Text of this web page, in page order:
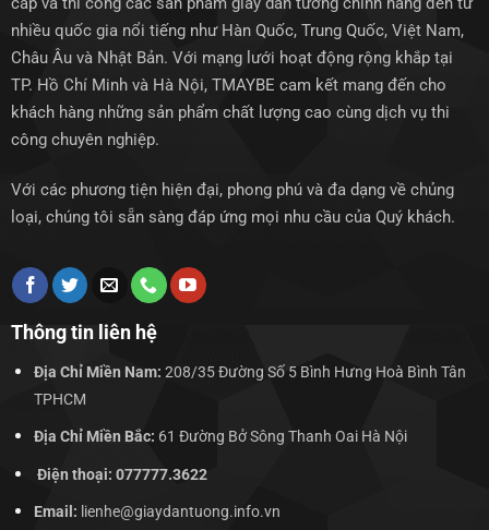
nhiều quốc gia nổi tiếng như Hàn Quốc, Trung Quốc, Việt Nam,
Châu Âu và Nhật Bản. Với mạng lưới hoạt động rộng khắp tại
TP. Hồ Chí Minh và Hà Nội, TMAYBE cam kết mang đến cho
khách hàng những sản phẩm chất lượng cao cùng dịch vụ thi
công chuyên nghiệp.
Với các phương tiện hiện đại, phong phú và đa dạng về chủng
loại, chúng tôi sẵn sàng đáp ứng mọi nhu cầu của Quý khách.
Thông tin liên hệ
Địa Chỉ Miền Nam: 208/35 Đường Số 5 Bình Hưng Hoà Bình Tân
TPHCM
Địa Chỉ Miền Bắc: 61 Đường Bở Sông Thanh Oai Hà Nội
Điện thoại: 077777.3622
Email: lienhe@giaydantuong.info.vn